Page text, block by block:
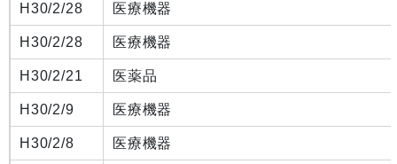
H30/2/28 医療機器
H30/2/28 医療機器
H30/2/21 医薬品
H30/2/9 医療機器
H30/2/8 医療機器